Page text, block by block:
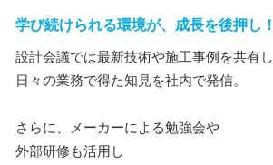
学び続けられる環境が、成長を後押し！
設計会議では最新技術や施工事例を共有し
日々の業務で得た知見を社内で発信。
さらに、メーカーによる勉強会や
外部研修も活用し